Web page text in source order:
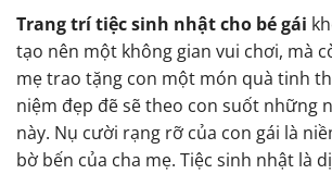
Trang trí tiệc sinh nhật cho bé gái
tạo nên một không gian vui chơi, mà
mẹ trao tặng con một món quà tinh
niệm đẹp đẽ sẽ theo con suốt những
này. Nụ cười rạng rỡ của con gái là
bờ bến của cha mẹ. Tiệc sinh nhật là